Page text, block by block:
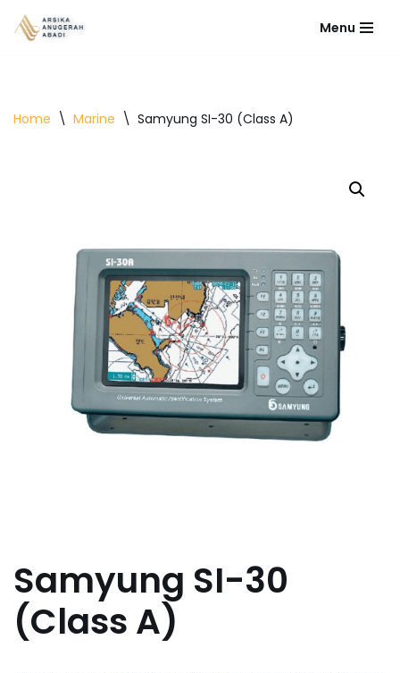
Menu
Home \ Marine \ Samyung SI-30 (Class A)
Samyung SI-30
(Class A)